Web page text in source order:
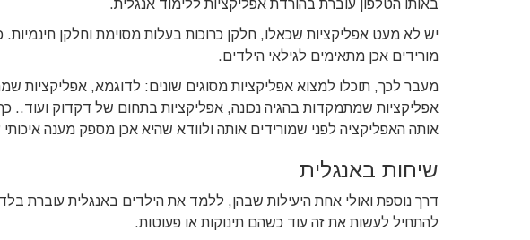
באותו הטלפון עוברת בהורדת אפליקציות ללימוד אנגלית.
יש לא מעט אפליקציות שכאלו, חלקן כרוכות בעלות מסוימת וחלקן
מורידים אכן מתאימים לגילאי הילדים.
מעבר לכך, תוכלו למצוא אפליקציות מסוגים שונים: לדוגמא, אפליקציות
אפליקציות שמתמקדות בהגיה נכונה, אפליקציות בתחום של דקדוק ועוד..
אותה האפליקציה לפני שמורידים אותה ולוודא שהיא אכן מספק מענה
שיחות באנגלית
דרך נוספת ואולי אחת היעילות שבהן, ללמד את הילדים באנגלית עוברת
להתחיל לעשות את זה עוד כשהם תינוקות או פעוטות.